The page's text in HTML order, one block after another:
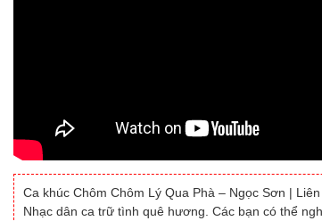
Ca khúc Chôm Chôm Lý Qua Phà – Ngọc Sơn |
Nhạc dân ca trữ tình quê hương. Các bạn có thể